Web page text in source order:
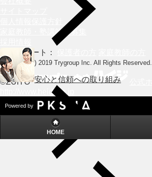
安心と信頼への取り組み
家庭教師・塾講師の募集
会員サポート：
Copyright (c) 2019 Trygroup Inc. All Rights Reserved.
©ZUIYO
http://www.heidi.ne.jp
Powered by
HOME